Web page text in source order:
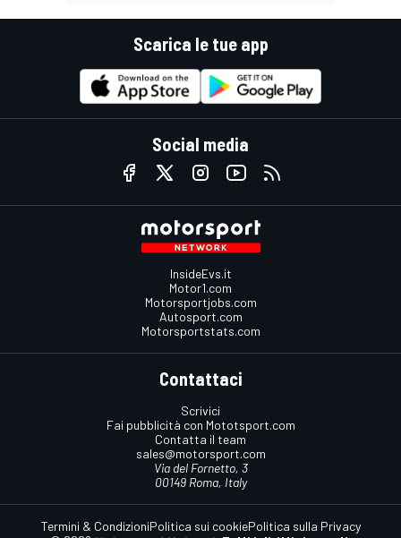
Scarica le tue app
Social media
InsideEvs.it
Motor1.com
Motorsportjobs.com
Autosport.com
Motorsportstats.com
Contattaci
Scrivici
Fai pubblicità con Mototsport.com
Contatta il team
sales@motorsport.com
Via del Fornetto, 3
00149 Roma, Italy
Termini & CondizioniPolitica sui cookiePolitica sulla Privacy